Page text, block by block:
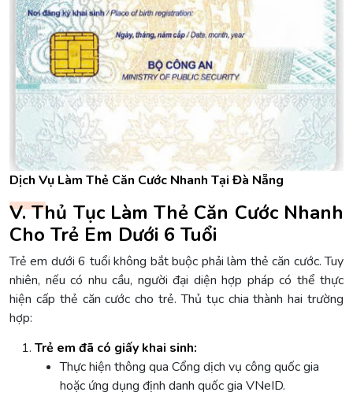
Dịch Vụ Làm Thẻ Căn Cước Nhanh Tại Đà Nẵng
V. Thủ Tục Làm Thẻ Căn Cước Nhanh
Cho Trẻ Em Dưới 6 Tuổi
Trẻ em dưới 6 tuổi không bắt buộc phải làm thẻ căn cước. Tuy
nhiên, nếu có nhu cầu, người đại diện hợp pháp có thể thực
hiện cấp thẻ căn cước cho trẻ. Thủ tục chia thành hai trường
hợp:
Trẻ em đã có giấy khai sinh:
Thực hiện thông qua Cổng dịch vụ công quốc gia
hoặc ứng dụng định danh quốc gia VNeID.